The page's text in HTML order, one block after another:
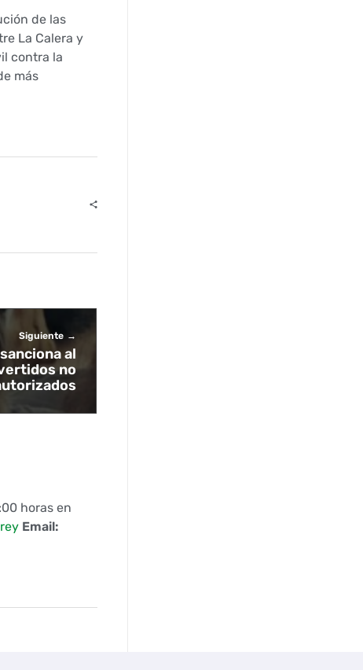
de las
La Calera y
contra la
más
Siguiente
al
no
horas en
Email: